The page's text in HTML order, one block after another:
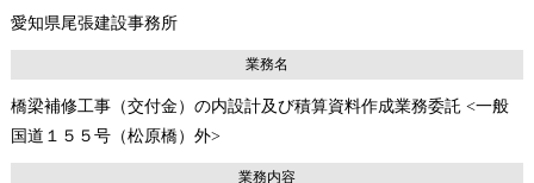
愛知県尾張建設事務所
業務名
橋梁補修工事（交付金）の内設計及び積算資料作成業務委託 <一般
国道１５５号（松原橋）外>
業務内容